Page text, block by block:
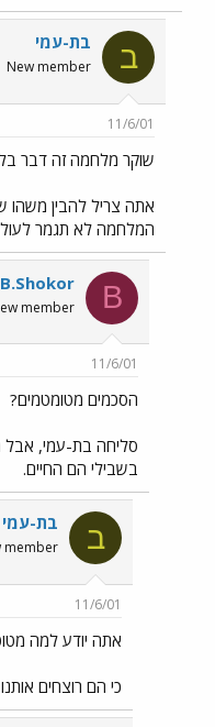
ב בת-עמי
New member
11/6/01
שוקר מלחמה זה דבר
אתה צריל להבין
המלחמה לא תגמר
B
B.Shokor
member
11/6/01
הסכמים מטומטמים?
סליחה בת-עמי,
בשבילי הם החיים.
ב בת-עמי
member
11/6/01
אתה יודע למה
כי הם רוצחים אותנו